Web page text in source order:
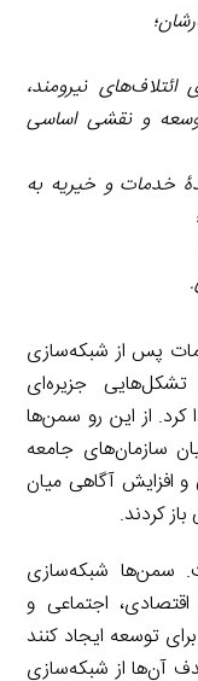
نیرومند،
و نقشی اساسی
خدمات و خیریه به
پس از شبکه‌سازی
جزیره‌ای
کرد. از این رو سمن‌ها
سازمان‌های جامعه
افزایش آگاهی میان
کردند.
سمن‌ها شبکه‌سازی
اجتماعی و
توسعه ایجاد کنند
آن‌ها از شبکه‌سازی